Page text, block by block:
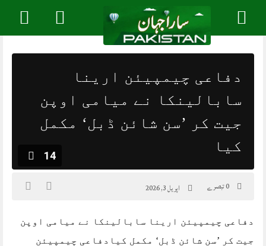
content
دفاعی چیمپیئن ارینا
سابالینکا نے میامی اوپن
جیت کر ’سن شائن ڈبل‘ مکمل
کیا
14
اپریل 3, 2026
دفاعی چیمپیئن ارینا سابالینکا نے میامی اوپن
جیت کر ’سن شائن ڈبل‘ مکمل کیادفاعی چیمپیئن